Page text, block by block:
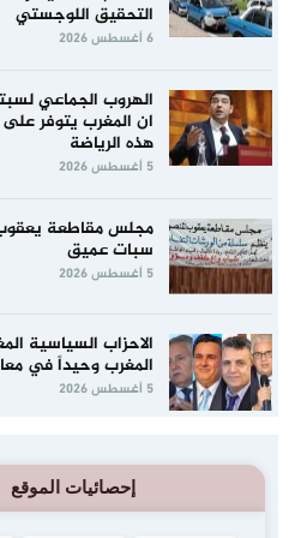
التحقيق اللوجستي
6 أغسطس 2026
الهروب الجماعي
ان المغرب يتوفر
هذه الرياضة
5 أغسطس 2026
مجلس مقاطعة
سبات عميق
5 أغسطس 2026
الاحزاب السياسية
المغرب وحيداً في
5 أغسطس 2026
إحصائيات الموقع